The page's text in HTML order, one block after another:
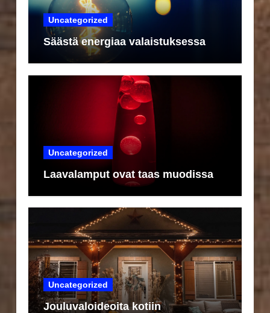
Uncategorized
Säästä energiaa valaistuksessa
Uncategorized
Laavalamput ovat taas muodissa
Uncategorized
Jouluvaloideoita kotiin